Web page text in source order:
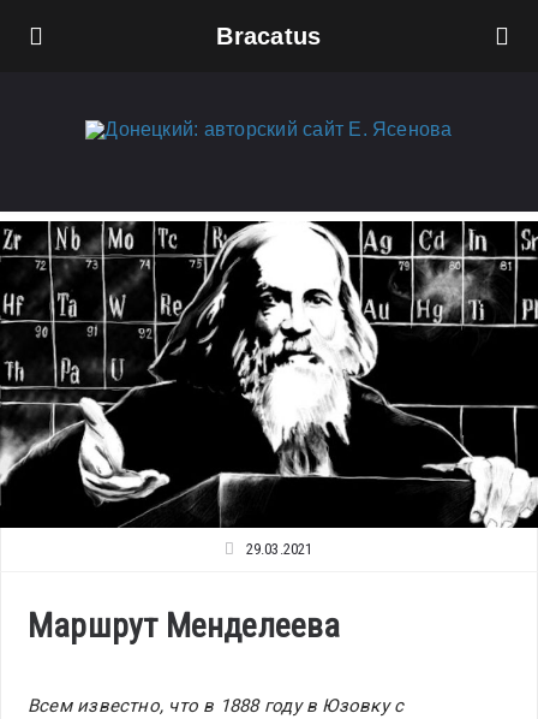
Bracatus
29.03.2021
Маршрут Менделеева
Всем известно, что в 1888 году в Юзовку с